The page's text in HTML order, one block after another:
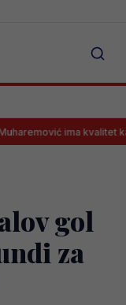
ima kvalitet kakav
gol
za